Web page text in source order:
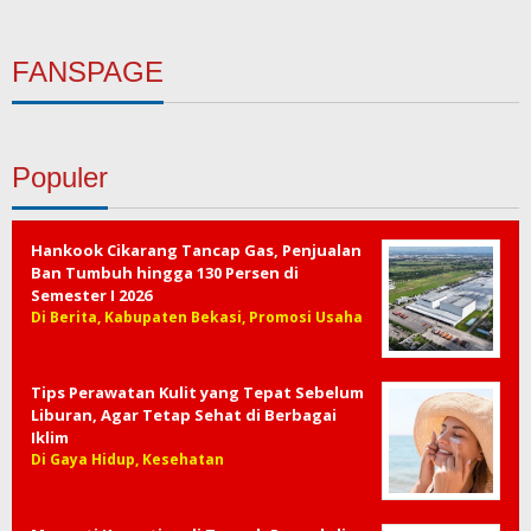
FANSPAGE
Populer
Hankook Cikarang Tancap Gas, Penjualan
Ban Tumbuh hingga 130 Persen di
Semester I 2026
Di Berita, Kabupaten Bekasi, Promosi Usaha
Tips Perawatan Kulit yang Tepat Sebelum
Liburan, Agar Tetap Sehat di Berbagai
Iklim
Di Gaya Hidup, Kesehatan